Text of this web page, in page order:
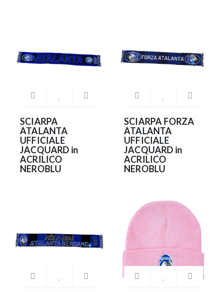
SCIARPA
ATALANTA
UFFICIALE
JACQUARD in
ACRILICO
NEROBLU
SCIARPA FORZA
ATALANTA
UFFICIALE
JACQUARD in
ACRILICO
NEROBLU